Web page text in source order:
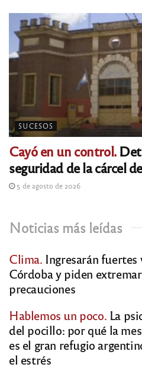
SUCESOS
Cayó en un control.
seguridad de la cárcel
5 de agosto de 2026
Noticias más leídas
Clima. Ingresarán fuertes
Córdoba y piden
precauciones
Hablemos un poco. La
del pocillo: por qué la
es el gran refugio
el estrés